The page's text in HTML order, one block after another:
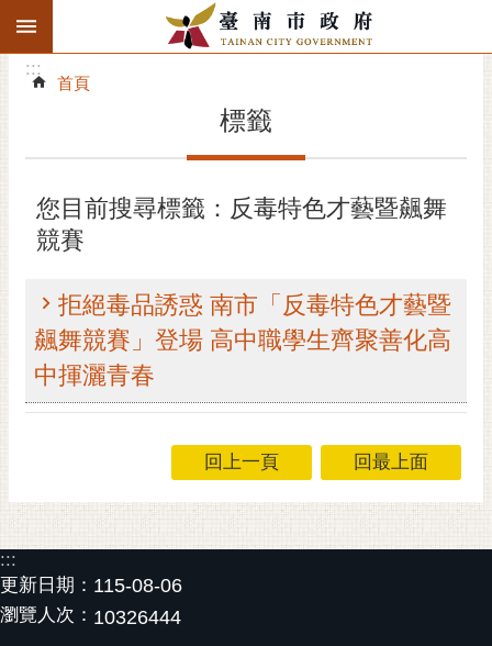
跳到主要內容區塊
搜
階
精彩府城
市府動態
市府團隊
主題服務
市政資訊
黃
偉
哲
螢
:::
:::
首頁
標籤
您目前搜尋標籤：反毒特色才藝暨飆舞
競賽
拒絕毒品誘惑 南市「反毒特色才藝暨
飆舞競賽」登場 高中職學生齊聚善化高
中揮灑青春
回上一頁 回最上面
:::
更新日期： 115-08-06
瀏覽人次： 10326444